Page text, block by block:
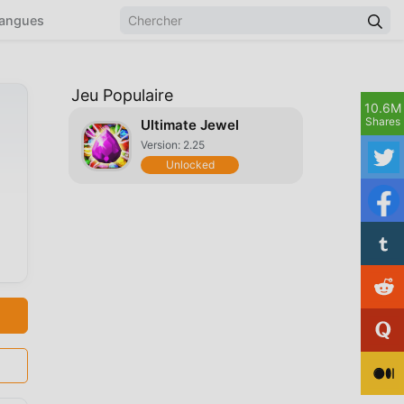
Jeu Populaire
Ultimate Jewel
Version: 2.25
Unlocked
10.6M
Shares